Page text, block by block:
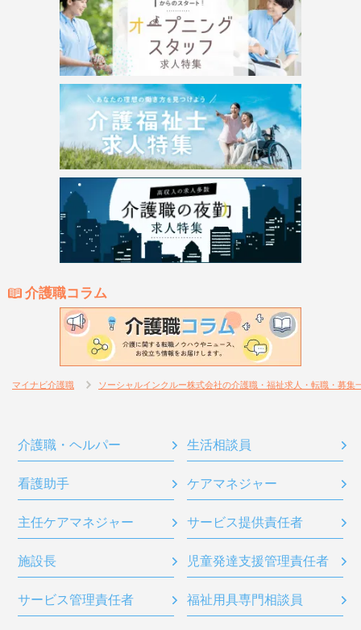
介護職コラム
マイナビ介護職 ソーシャルインクルー株式会社の介護職・福祉求人・転職・募集
介護職・ヘルパー 生活相談員
看護助手 ケアマネジャー
主任ケアマネジャー サービス提供責任者
施設長 児童発達支援管理責任者
サービス管理責任者 福祉用具専門相談員